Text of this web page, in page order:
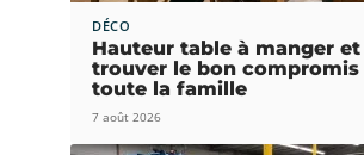
DÉCO
Hauteur table à manger
trouver le bon compromis
toute la famille
7 août 2026